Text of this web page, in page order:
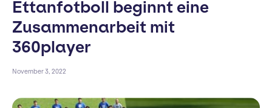
Ettanfotboll beginnt eine
Zusammenarbeit mit
360player
November 3, 2022